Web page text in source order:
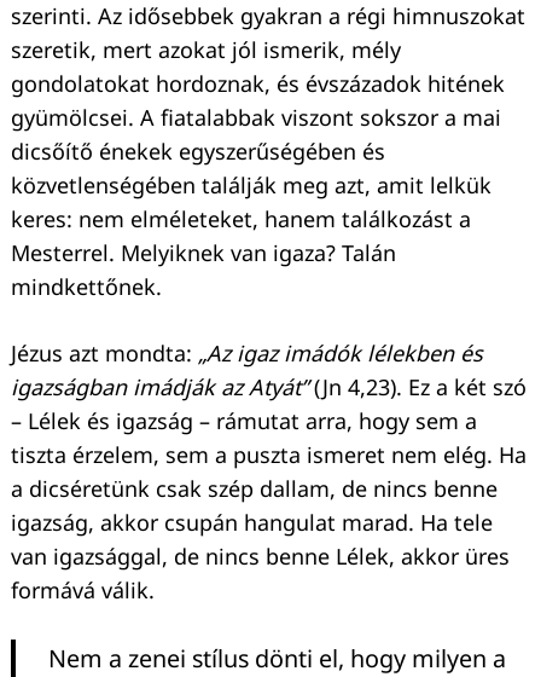
szerinti. Az idősebbek gyakran a régi himnuszokat
szeretik, mert azokat jól ismerik, mély
gondolatokat hordoznak, és évszázadok hitének
gyümölcsei. A fiatalabbak viszont sokszor a mai
dicsőítő énekek egyszerűségében és
közvetlenségében találják meg azt, amit lelkük
keres: nem elméleteket, hanem találkozást a
Mesterrel. Melyiknek van igaza? Talán
mindkettőnek.
Jézus azt mondta: „Az igaz imádók lélekben és
igazságban imádják az Atyát”(Jn 4,23). Ez a két szó
– Lélek és igazság – rámutat arra, hogy sem a
tiszta érzelem, sem a puszta ismeret nem elég. Ha
a dicséretünk csak szép dallam, de nincs benne
igazság, akkor csupán hangulat marad. Ha tele
van igazsággal, de nincs benne Lélek, akkor üres
formává válik.
Nem a zenei stílus dönti el, hogy milyen a
Keresés: